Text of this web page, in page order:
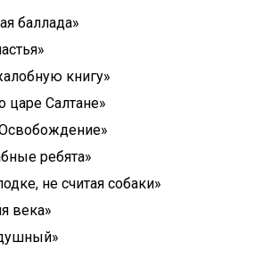
баллада»
книгу»
царе Салтане»
ребята»
не считая собаки»
века»